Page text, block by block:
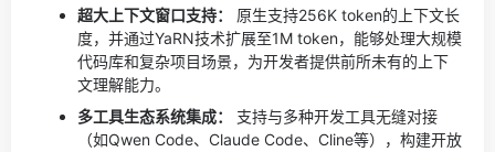
超大上下文窗口支持：
原生支持256K token的上下文长
度，并通过YaRN技术扩展至1M token，能够处理大规模
代码库和复杂项目场景，为开发者提供前所未有的上下
文理解能力。
多工具生态系统集成：
支持与多种开发工具无缝对接
（如Qwen Code、Claude Code、Cline等），构建开放